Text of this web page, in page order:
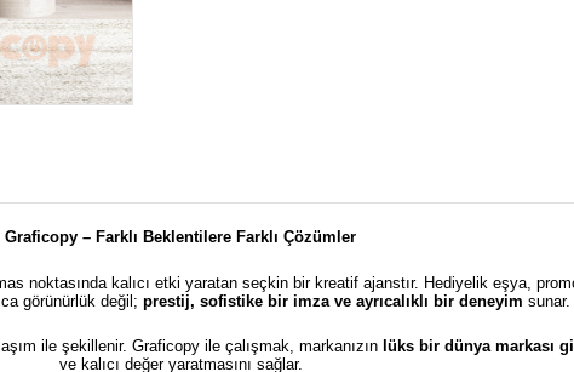
Graficopy – Farklı Beklentilere Farklı Çözümler
noktasında kalıcı etki yaratan seçkin bir kreatif ajanstır. Hediyelik eşya,
görünürlük değil; prestij, sofistike bir imza ve ayrıcalıklı bir deneyim sunar.
ile şekillenir. Graficopy ile çalışmak, markanızın lüks bir dünya markası
ve kalıcı değer yaratmasını sağlar.